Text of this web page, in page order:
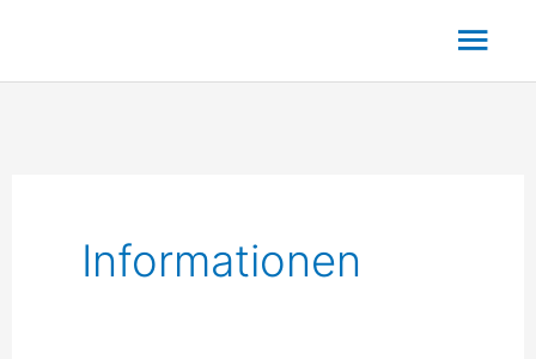
springen
Informationen